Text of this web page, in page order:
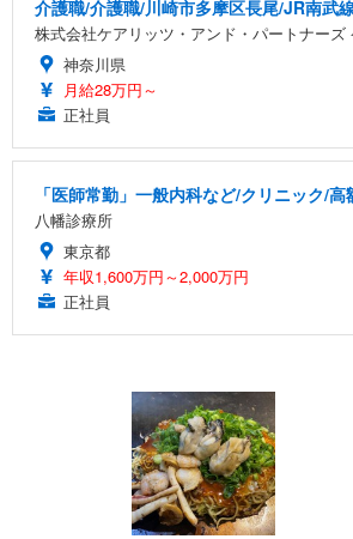
介護職/介護職/川崎市多摩区長尾/JR南武
株式会社ケアリッツ・アンド・パートナーズ
神奈川県
月給28万円～
正社員
「医師常勤」一般内科など/クリニック/
八幡診療所
東京都
年収1,600万円～2,000万円
正社員